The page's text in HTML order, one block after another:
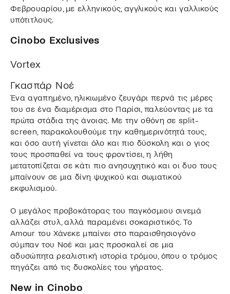
Φεβρουαρίου, με ελληνικούς, αγγλικούς και γαλλικούς
υπότιτλους.
Cinobo Exclusives
Vortex
Γκασπάρ Νοέ
Ένα αγαπημένο, ηλικιωμένο ζευγάρι περνά τις μέρες
του σε ένα διαμέρισμα στο Παρίσι, παλεύοντας με τα
πρώτα στάδια της άνοιας. Με την οθόνη σε split-
screen, παρακολουθούμε την καθημερινότητά τους,
και όσο αυτή γίνεται όλο και πιο δύσκολη και ο γιος
τους προσπαθεί να τους φροντίσει, η λήθη
μετατοπίζεται σε κάτι πιο ανησυχητικό και οι δυο τους
μπαίνουν σε μια δίνη ψυχικού και σωματικού
εκφυλισμού.
Ο μεγάλος προβοκάτορας του παγκόσμιου σινεμά
αλλάζει στυλ, αλλά παραμένει σοκαριστικός. Το
Amour του Χάνεκε μπαίνει στο παραισθησιογόνο
σύμπαν του Νοέ και μας προσκαλεί σε μια
αδυσώπητα ρεαλιστική ιστορία τρόμου, όπου ο τρόμος
πηγάζει από τις δυσκολίες του γήρατος.
New in Cinobo